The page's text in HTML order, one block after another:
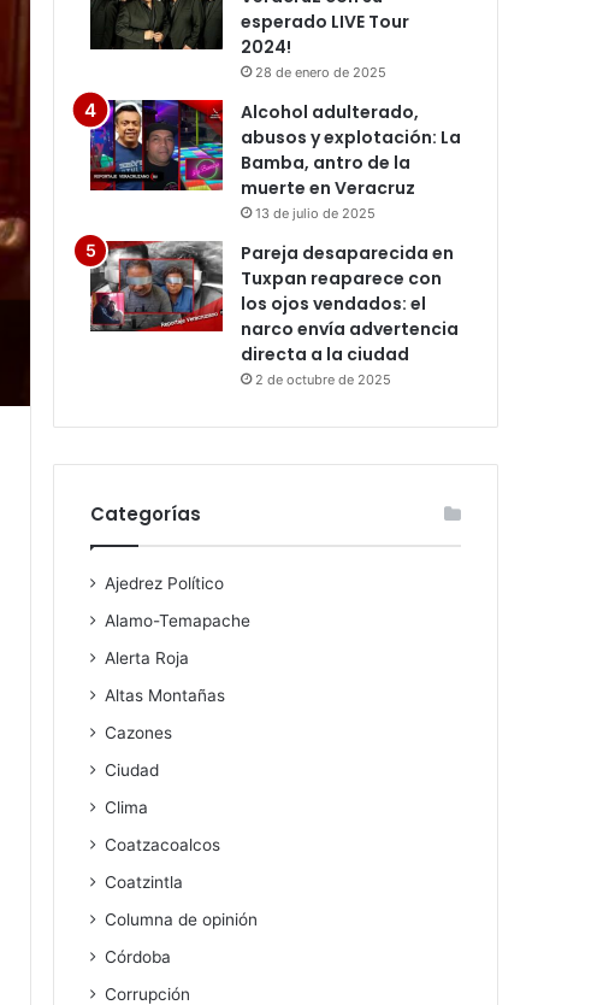
esperado LIVE Tour
2024!
28 de enero de 2025
Alcohol adulterado,
abusos y explotación: La
Bamba, antro de la
muerte en Veracruz
13 de julio de 2025
Pareja desaparecida en
Tuxpan reaparece con
los ojos vendados: el
narco envía advertencia
directa a la ciudad
2 de octubre de 2025
Categorías
Ajedrez Político
Alamo-Temapache
Alerta Roja
Altas Montañas
Cazones
Ciudad
Clima
Coatzacoalcos
Coatzintla
Columna de opinión
Córdoba
Corrupción